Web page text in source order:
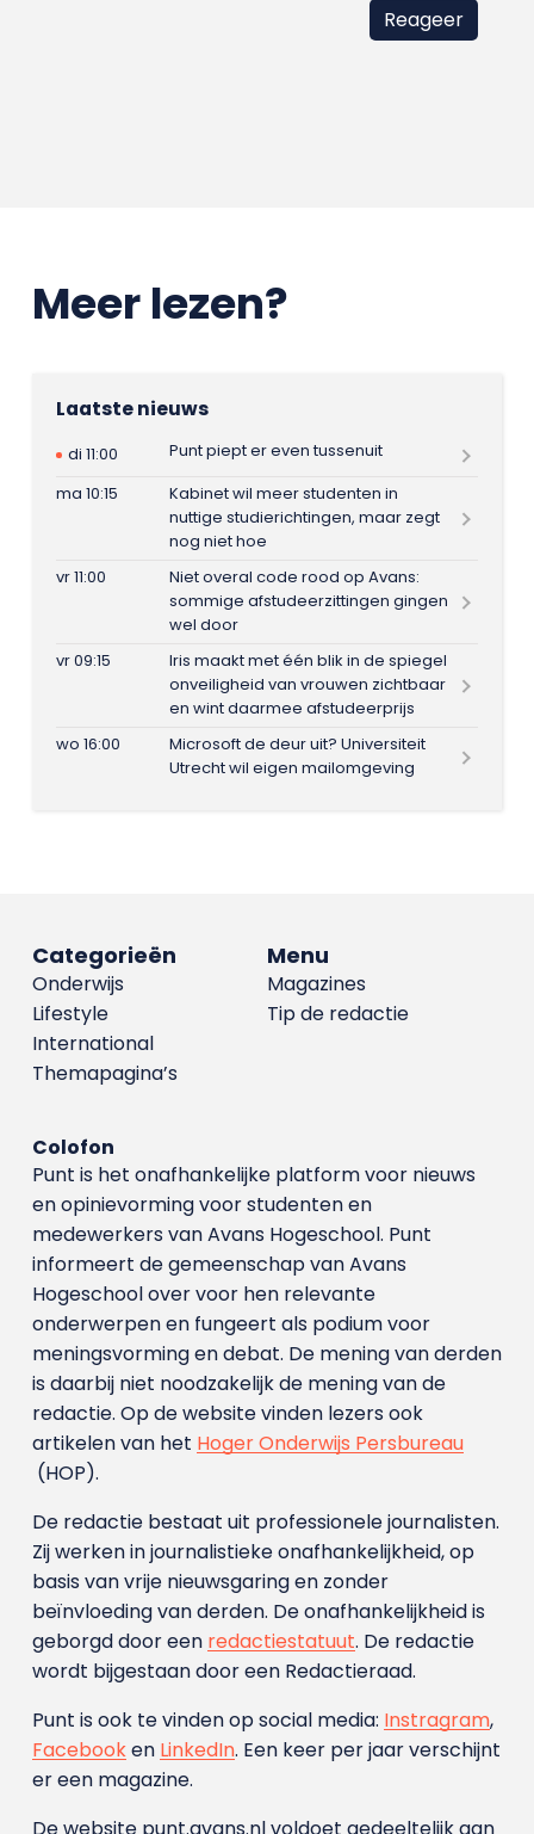
Meer lezen?
Laatste nieuws
di 11:00
Punt piept er even tussenuit
ma 10:15
Kabinet wil meer studenten in
nuttige studierichtingen, maar zegt
nog niet hoe
vr 11:00
Niet overal code rood op Avans:
sommige afstudeerzittingen gingen
wel door
vr 09:15
Iris maakt met één blik in de spiegel
onveiligheid van vrouwen zichtbaar
en wint daarmee afstudeerprijs
wo 16:00
Microsoft de deur uit? Universiteit
Utrecht wil eigen mailomgeving
Menu
Magazines
Tip de redactie
Categorieën
Onderwijs
Lifestyle
International
Themapagina’s
Colofon
Punt is het onafhankelijke platform voor nieuws
en opinievorming voor studenten en
medewerkers van Avans Hoge­school. Punt
informeert de gemeenschap van Avans
Hogeschool over voor hen relevante
onderwerpen en fungeert als podium voor
meningsvorming en debat. De mening van derden
is daarbij niet noodzakelijk de mening van de
redactie. Op de website vinden lezers ook
artikelen van het Hoger Onderwijs Persbureau
(HOP).
De redactie bestaat uit professionele journalisten.
Zij werken in journalistieke onafhankelijkheid, op
basis van vrije nieuwsgaring en zonder
beïnvloeding van derden. De onafhankelijkheid is
geborgd door een redactiestatuut. De redactie
wordt bijgestaan door een Redactieraad.
Punt is ook te vinden op social media: Instragram,
Facebooken LinkedIn. Een keer per jaar verschijnt
er een magazine.
De website punt.avans.nl voldoet gedeeltelijk aan